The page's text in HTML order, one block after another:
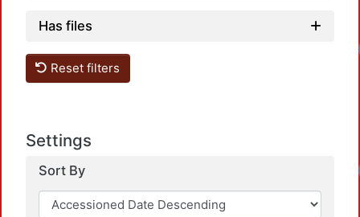
Has files
Reset filters
Settings
Sort By